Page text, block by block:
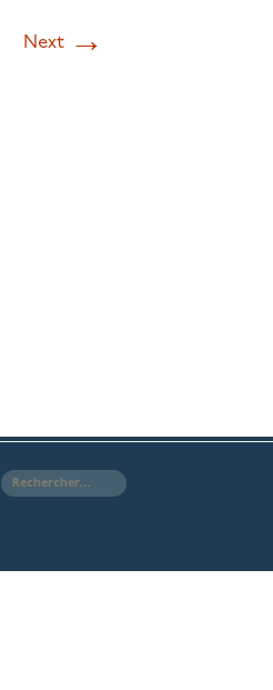
Next →
Rechercher :